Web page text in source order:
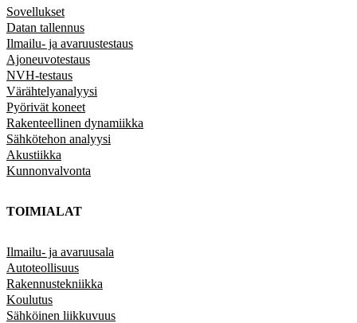
Sovellukset
Datan tallennus
Ilmailu- ja avaruustestaus
Ajoneuvotestaus
NVH-testaus
Värähtelyanalyysi
Pyörivät koneet
Rakenteellinen dynamiikka
Sähkötehon analyysi
Akustiikka
Kunnonvalvonta
TOIMIALAT
Ilmailu- ja avaruusala
Autoteollisuus
Rakennustekniikka
Koulutus
Sähköinen liikkuvuus